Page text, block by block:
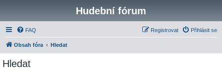
Hudební fórum
FAQ Přihlásit se
Registrovat
Obsah fóra Hledat
Hledat